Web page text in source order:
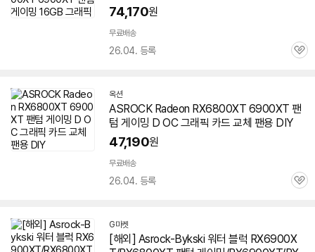
74,170원
무료배송
26.04. 등록
관
옥션
ASROCK Radeon RX6800XT 6900XT 팬
텀 게이밍 D OC 그래픽 카드 교체 팬용 DIY
47,190원
무료배송
26.04. 등록
관
G마켓
[해외] Asrock-Bykski 워터 블럭 RX6900X